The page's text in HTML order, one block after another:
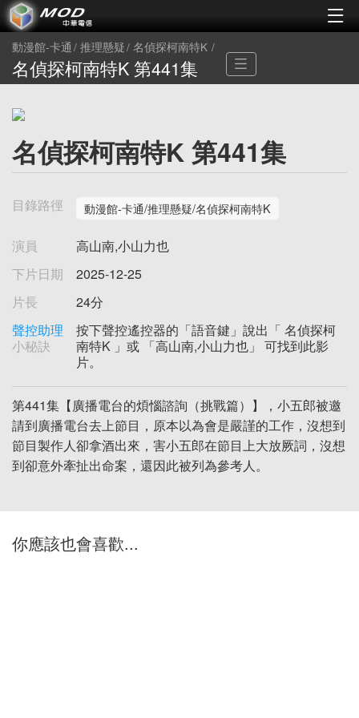
動漫館-卡通 推理懸疑 名偵探柯南特K
名偵探柯南特K 第441集
名偵探柯南特K 第441集
目錄路徑 動漫館-卡通/推理懸疑/名偵探柯南特K
演員
高山南,小山力也
下片日期
2025-12-25
片長
24分
聲控助理
小秘訣
按下聲控遙控器的「語音鍵」說出「 名偵探柯
南特K 」或 「高山南,小山力也」 可找到此影
片。
第441集【廣播電台的煩惱諮詢（挑戰篇）】，小五郎被邀
請到廣播電台去上節目，原本以為會是嚴謹的工作，沒想到
節目製作人卻拿酒出來，害小五郎在節目上大放厥詞，沒想
到卻意外牽扯出命案，還因此被列為參考人。
你應該也會喜歡...